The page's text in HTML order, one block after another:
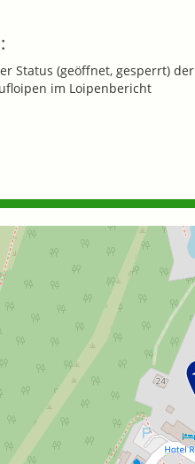
Status (geöffnet, gesperrt) der
im Loipenbericht